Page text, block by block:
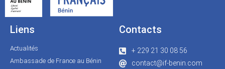
Liens
Actualités
Ambassade de France au Bénin
Contacts
+ 229 21 30 08 56
contact@if-benin.com